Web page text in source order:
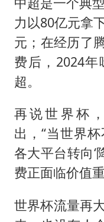
力以80亿元拿
元；在经历了
费后，2024
超。
再说世界杯
出，“当世界
各大平台转向‘
费正面临价值
世界杯流量再